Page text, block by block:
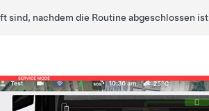
sind, nachdem die Routine abgeschlossen